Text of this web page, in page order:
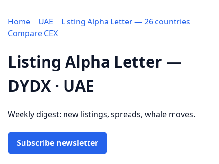
Home UAE
Listing Alpha Letter — 26 countries
Compare CEX
Listing Alpha Letter —
DYDX · UAE
Weekly digest: new listings, spreads, whale moves.
Subscribe newsletter